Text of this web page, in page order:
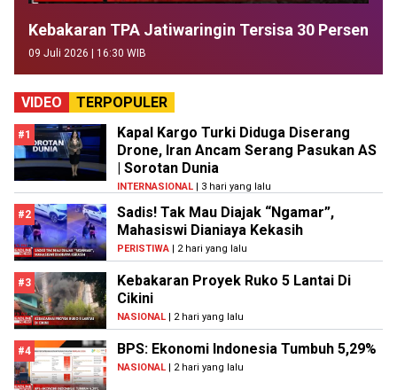
Kebakaran TPA Jatiwaringin Tersisa 30 Persen
09 Juli 2026 | 16:30 WIB
VIDEO TERPOPULER
#1
Kapal Kargo Turki Diduga Diserang
Drone, Iran Ancam Serang Pasukan AS
| Sorotan Dunia
INTERNASIONAL | 3 hari yang lalu
#2
Sadis! Tak Mau Diajak “Ngamar”,
Mahasiswi Dianiaya Kekasih
PERISTIWA | 2 hari yang lalu
#3
Kebakaran Proyek Ruko 5 Lantai Di
Cikini
NASIONAL | 2 hari yang lalu
#4 BPS: Ekonomi Indonesia Tumbuh 5,29%
NASIONAL | 2 hari yang lalu